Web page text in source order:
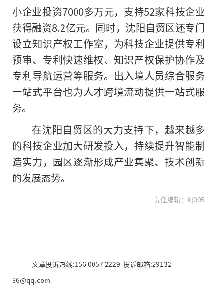
小企业投资7000多万元，支持52家科技企业
获得融资8.2亿元。同时，沈阳自贸区还专门
设立知识产权工作室，为科技企业提供专利
预审、专利快速维权、知识产权保护协作及
专利导航运营等服务。出入境人员综合服务
一站式平台也为人才跨境流动提供一站式服
务。
在沈阳自贸区的大力支持下，越来越多
的科技企业加大研发投入，持续提升智能制
造实力，园区逐渐形成产业集聚、技术创新
的发展态势。
责任编辑：kj005
文章投诉热线:156 0057 2229 投诉邮箱:29132
36@qq.com